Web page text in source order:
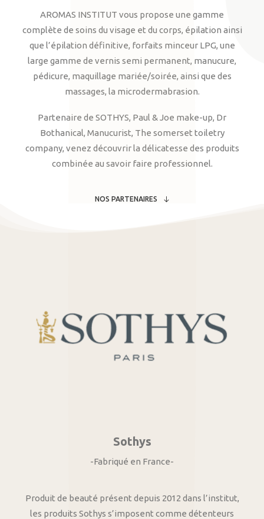
AROMAS INSTITUT vous propose une gamme
complète de soins du visage et du corps, épilation ainsi
que l’épilation définitive, forfaits minceur LPG, une
large gamme de vernis semi permanent, manucure,
pédicure, maquillage mariée/soirée, ainsi que des
massages, la microdermabrasion.
Partenaire de SOTHYS, Paul & Joe make-up, Dr
Bothanical, Manucurist, The somerset toiletry
company, venez découvrir la délicatesse des produits
combinée au savoir faire professionnel.
NOS PARTENAIRES
Sothys
-Fabriqué en France-
Produit de beauté présent depuis 2012 dans l’institut,
les produits Sothys s’imposent comme détenteurs